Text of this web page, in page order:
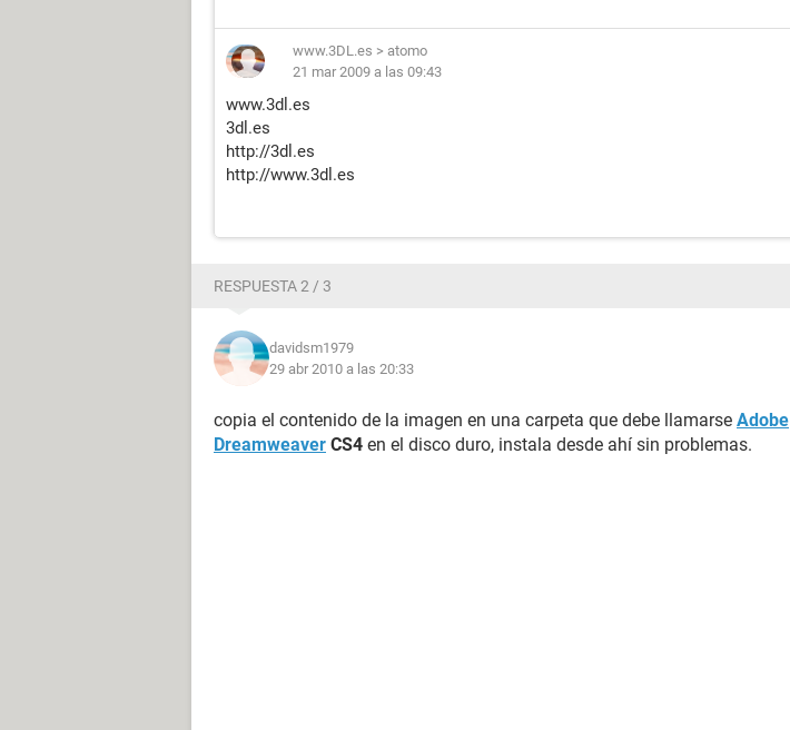
www.3DL.es > atomo
21 mar 2009 a las 09:43
www.3dl.es
3dl.es
http://3dl.es
http://www.3dl.es
RESPUESTA 2 / 3
davidsm1979
29 abr 2010 a las 20:33
copia el contenido de la imagen en una carpeta que debe llamarse Adobe
Dreamweaver CS4 en el disco duro, instala desde ahí sin problemas.